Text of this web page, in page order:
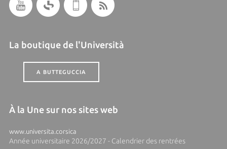
La boutique de l'Università
A BUTTEGUCCIA
À la Une sur nos sites web
www.universita.corsica
Année universitaire 2026/2027 - Calendrier des rentrées